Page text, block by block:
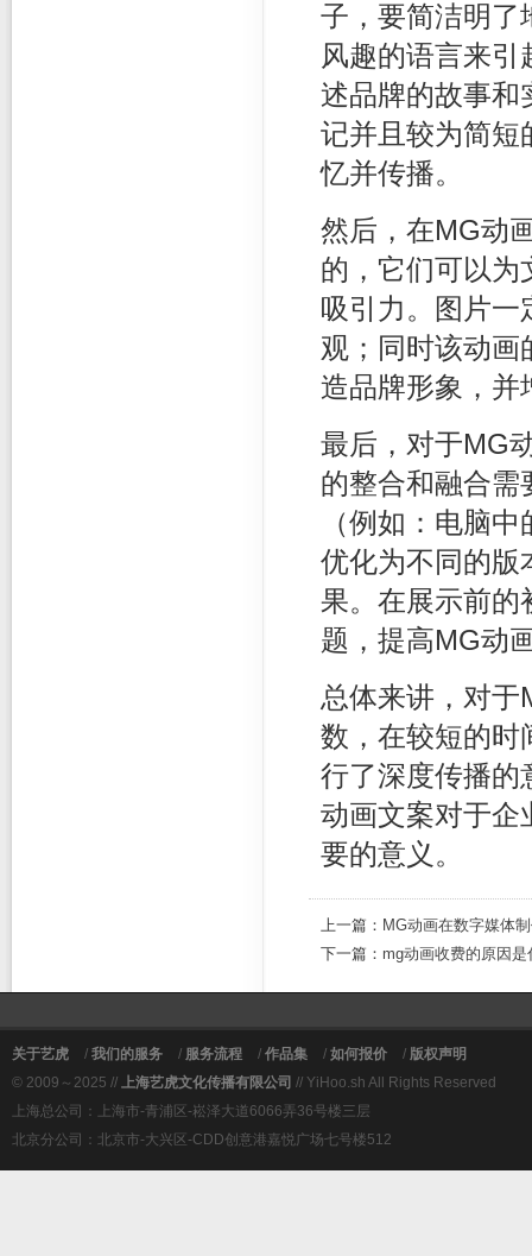
子，要简洁明了
风趣的语言来
述品牌的故事和
记并且较为简短
忆并传播。
然后，在MG动
的，它们可以为
吸引力。图片一
观；同时该动画
造品牌形象，并
最后，对于MG
的整合和融合需
（例如：电脑
优化为不同的版
果。在展示前的
题，提高MG动
总体来讲，对于
数，在较短的时
行了深度传播的
动画文案对于企
要的意义。
上一篇： MG动画在数字媒体
下一篇： mg动画收费的原因是
关于艺虎 / 我们的服务 / 服务流程 / 作品集 / 如何报价 / 版权声明
© 2009～2025 // 上海艺虎文化传播有限公司 // YiHoo.sh All Rights Reserved
上海总公司：上海市-青浦区-崧泽大道6066弄36号楼三层
北京分公司：北京市-大兴区-CDD创意港嘉悦广场七号楼512